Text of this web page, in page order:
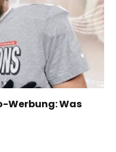
Werbung: Was